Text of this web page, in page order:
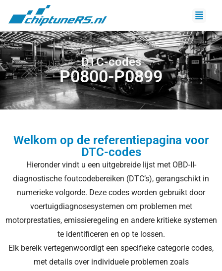
DTC-codes
P0800-P0899
Welkom op de referentiepagina voor
DTC-codes
Hieronder vindt u een uitgebreide lijst met OBD-II-
diagnostische foutcodebereiken (DTC’s), gerangschikt in
numerieke volgorde. Deze codes worden gebruikt door
voertuigdiagnosesystemen om problemen met
motorprestaties, emissieregeling en andere kritieke systemen
te identificeren en op te lossen.
Elk bereik vertegenwoordigt een specifieke categorie codes,
met details over individuele problemen zoals